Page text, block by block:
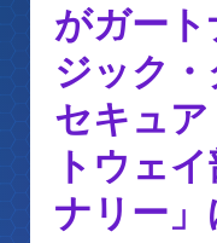
がガー
ジック
セキュ
トウェ
ナリー」